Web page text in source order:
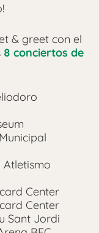
& greet con el
8 conciertos de
Atletismo
Center
Center
Sant Jordi